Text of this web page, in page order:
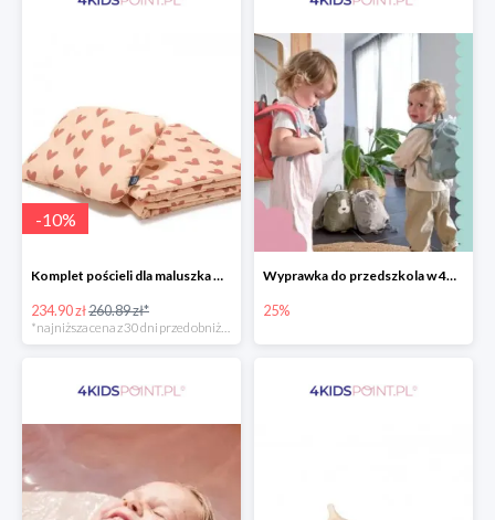
-10%
Komplet pościeli dla maluszka marki La Millou
234.90 zł260.89 zł*
*najniższa cena z 30 dni przed obniżką
Wyprawka do przedszkola w 4KidsPoint do -25%
25%